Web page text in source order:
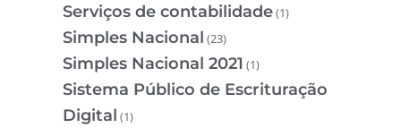
Serviços de contabilidade(1)
Simples Nacional (23)
Simples Nacional 2021 (1)
Sistema Público de Escrituração
Digital (1)